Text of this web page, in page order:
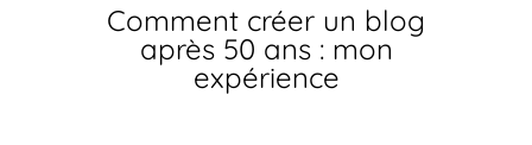
Comment créer un blog
après 50 ans : mon
expérience